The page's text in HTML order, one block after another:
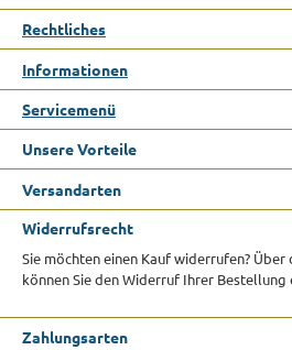
Rechtliches
Informationen
Servicemenü
Unsere Vorteile
Versandarten
Widerrufsrecht
Sie möchten einen Kauf widerrufen?
können Sie den Widerruf Ihrer
Zahlungsarten